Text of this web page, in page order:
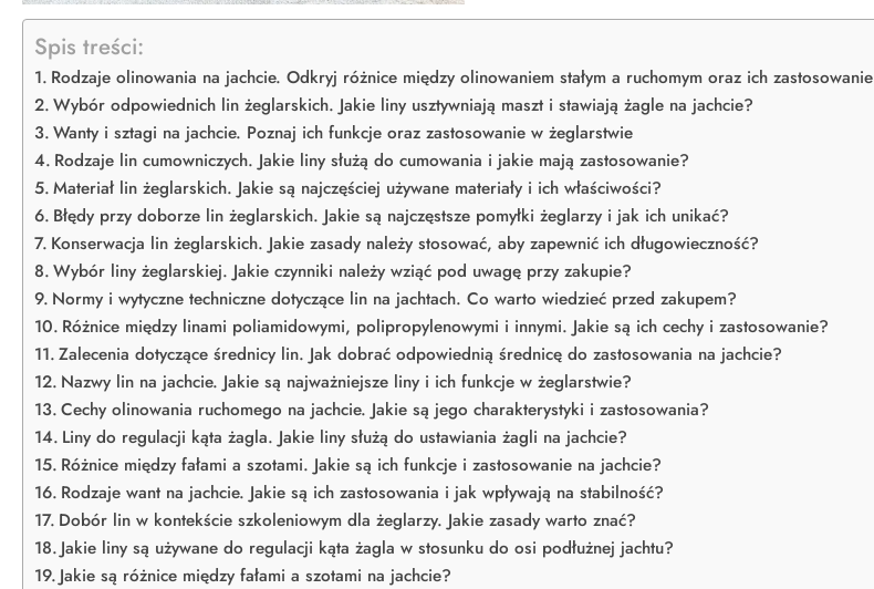
Spis treści:
Rodzaje olinowania na jachcie. Odkryj różnice między olinowaniem stałym a ruchomym oraz ich zastosowanie
Wybór odpowiednich lin żeglarskich. Jakie liny usztywniają maszt i stawiają żagle na jachcie?
Wanty i sztagi na jachcie. Poznaj ich funkcje oraz zastosowanie w żeglarstwie
Rodzaje lin cumowniczych. Jakie liny służą do cumowania i jakie mają zastosowanie?
Materiał lin żeglarskich. Jakie są najczęściej używane materiały i ich właściwości?
Błędy przy doborze lin żeglarskich. Jakie są najczęstsze pomyłki żeglarzy i jak ich unikać?
Konserwacja lin żeglarskich. Jakie zasady należy stosować, aby zapewnić ich długowieczność?
Wybór liny żeglarskiej. Jakie czynniki należy wziąć pod uwagę przy zakupie?
Normy i wytyczne techniczne dotyczące lin na jachtach. Co warto wiedzieć przed zakupem?
Różnice między linami poliamidowymi, polipropylenowymi i innymi. Jakie są ich cechy i zastosowanie?
Zalecenia dotyczące średnicy lin. Jak dobrać odpowiednią średnicę do zastosowania na jachcie?
Nazwy lin na jachcie. Jakie są najważniejsze liny i ich funkcje w żeglarstwie?
Cechy olinowania ruchomego na jachcie. Jakie są jego charakterystyki i zastosowania?
Liny do regulacji kąta żagla. Jakie liny służą do ustawiania żagli na jachcie?
Różnice między fałami a szotami. Jakie są ich funkcje i zastosowanie na jachcie?
Rodzaje want na jachcie. Jakie są ich zastosowania i jak wpływają na stabilność?
Dobór lin w kontekście szkoleniowym dla żeglarzy. Jakie zasady warto znać?
Jakie liny są używane do regulacji kąta żagla w stosunku do osi podłużnej jachtu?
Jakie są różnice między fałami a szotami na jachcie?